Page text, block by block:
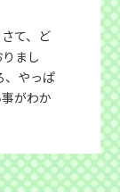
て、ど
まし
、やっぱ
がわか